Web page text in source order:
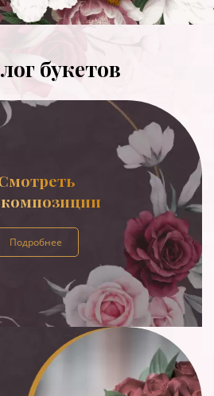
букетов
композиции
Подробнее